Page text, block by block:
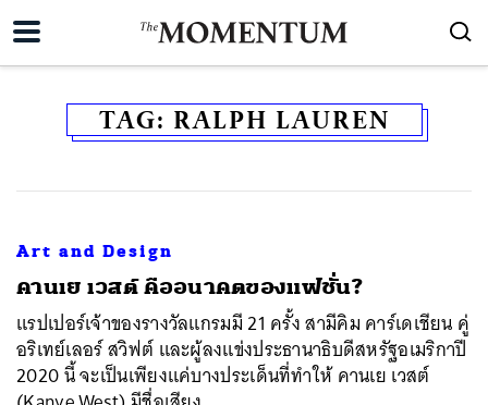
TAG: RALPH LAUREN
Art and Design
คานเย เวสต์ คืออนาคตของแฟชั่น?
แรปเปอร์เจ้าของรางวัลแกรมมี 21 ครั้ง สามีคิม คาร์เดเชียน คู่
อริเทย์เลอร์ สวิฟต์ และผู้ลงแข่งประธานาธิบดีสหรัฐอเมริกาปี
2020 นี้ จะเป็นเพียงแค่บางประเด็นที่ทำให้ คานเย เวสต์